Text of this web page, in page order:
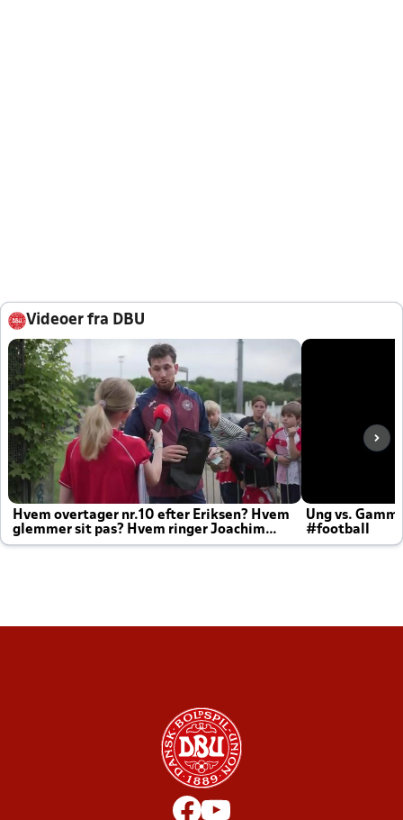
Videoer fra DBU
Hvem overtager nr.10 efter Eriksen? Hvem
glemmer sit pas? Hvem ringer Joachim
altid til efter kampe?
Ung vs.
#football